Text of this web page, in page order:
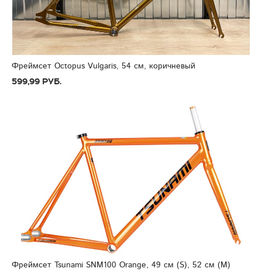
Фреймсет Octopus Vulgaris, 54 см, коричневый
599,99 руб.
Фреймсет Tsunami SNM100 Orange, 49 см (S), 52 см (M)